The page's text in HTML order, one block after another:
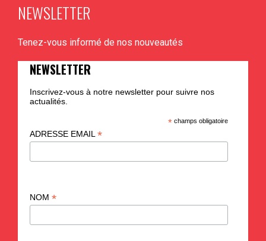
PLUS D'INFO
NEWSLETTER
Tenez-vous informé de nos nouveautés
NEWSLETTER
Inscrivez-vous à notre newsletter pour suivre nos
actualités.
* champs obligatoire
ADRESSE EMAIL *
NOM *